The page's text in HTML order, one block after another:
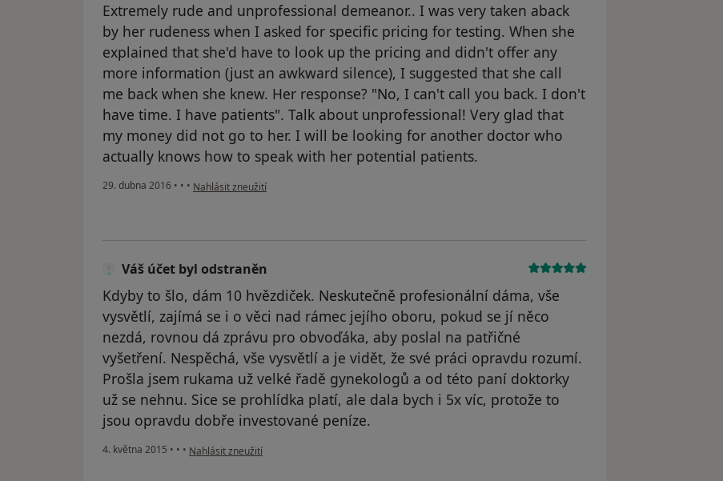
Extremely rude and unprofessional demeanor.. I was very taken aback
by her rudeness when I asked for specific pricing for testing. When she
explained that she'd have to look up the pricing and didn't offer any
more information (just an awkward silence), I suggested that she call
me back when she knew. Her response? "No, I can't call you back. I don't
have time. I have patients". Talk about unprofessional! Very glad that
my money did not go to her. I will be looking for another doctor who
actually knows how to speak with her potential patients.
29. dubna 2016 • • • podle názoru uživatele Váš účet byl odstraněn
Nahlásit zneužití
Váš účet byl odstraněn
Kdyby to šlo, dám 10 hvězdiček. Neskutečně profesionální dáma, vše
vysvětlí, zajímá se i o věci nad rámec jejího oboru, pokud se jí něco
nezdá, rovnou dá zprávu pro obvoďáka, aby poslal na patřičné
vyšetření. Nespěchá, vše vysvětlí a je vidět, že své práci opravdu rozumí.
Prošla jsem rukama už velké řadě gynekologů a od této paní doktorky
už se nehnu. Sice se prohlídka platí, ale dala bych i 5x víc, protože to
jsou opravdu dobře investované peníze.
4. května 2015 • • • podle názoru uživatele Váš účet byl odstraněn
Nahlásit zneužití